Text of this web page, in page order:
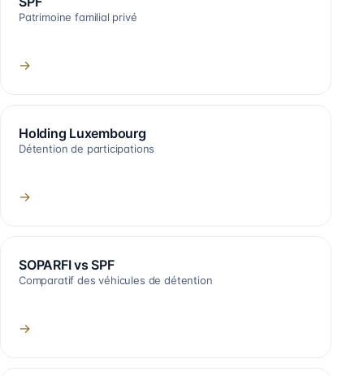
Patrimoine familial privé
→
Holding Luxembourg
Détention de participations
→
SOPARFI vs SPF
Comparatif des véhicules de détention
→